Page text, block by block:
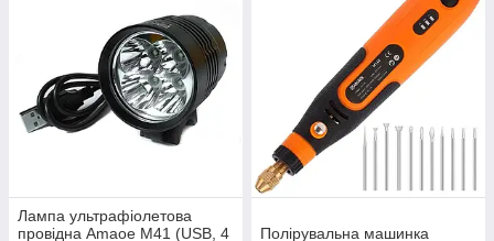
Лампа ультрафіолетова
провідна Amaoe M41 (USB, 4
Полірувальна машинка